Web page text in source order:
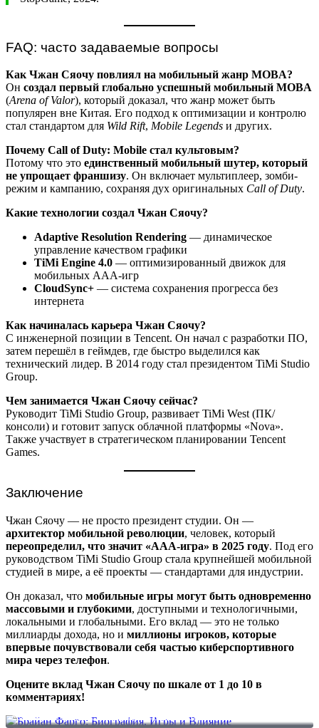
FAQ: часто задаваемые вопросы
Как Чжан Сяочу повлиял на мобильный жанр MOBA?
Он создал первый глобально успешный мобильный MOBA
(Arena of Valor), который доказал, что жанр может быть
популярен вне Китая. Его подход к оптимизации и контролю
стал стандартом для Wild Rift, Mobile Legends и других.
Почему Call of Duty: Mobile стал культовым?
Потому что это единственный мобильный шутер, который
не упрощает франшизу. Он включает мультиплеер, зомби-
режим и кампанию, сохраняя дух оригинальных Call of Duty.
Какие технологии создал Чжан Сяочу?
Adaptive Resolution Rendering — динамическое
управление качеством графики
TiMi Engine 4.0 — оптимизированный движок для
мобильных AAA-игр
CloudSync+ — система сохранения прогресса без
интернета
Как начиналась карьера Чжан Сяочу?
С инженерной позиции в Tencent. Он начал с разработки ПО,
затем перешёл в геймдев, где быстро выделился как
технический лидер. В 2014 году стал президентом TiMi Studio
Group.
Чем занимается Чжан Сяочу сейчас?
Руководит TiMi Studio Group, развивает TiMi West (ПК/
консоли) и готовит запуск облачной платформы «Nova».
Также участвует в стратегическом планировании Tencent
Games.
Заключение
Чжан Сяочу — не просто президент студии. Он —
архитектор мобильной революции, человек, который
переопределил, что значит «AAA-игра» в 2025 году. Под его
руководством TiMi Studio Group стала крупнейшей мобильной
студией в мире, а её проекты — стандартами для индустрии.
Он доказал, что мобильные игры могут быть одновременно
массовыми и глубокими, доступными и технологичными,
локальными и глобальными. Его вклад — это не только
миллиарды дохода, но и миллионы игроков, которые
впервые почувствовали себя частью киберспортивного
мира через телефон.
Оцените вклад Чжан Сяочу по шкале от 1 до 10 в
комментариях!
Брайан Фарго: Биография, Игры и Влияние
Абхишек Гангули: Биография, Игры и Влияние